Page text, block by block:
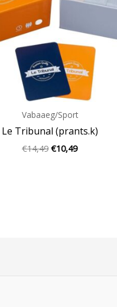
Vabaaeg/Sport
Le Tribunal (prants.k)
€14,49 €10,49